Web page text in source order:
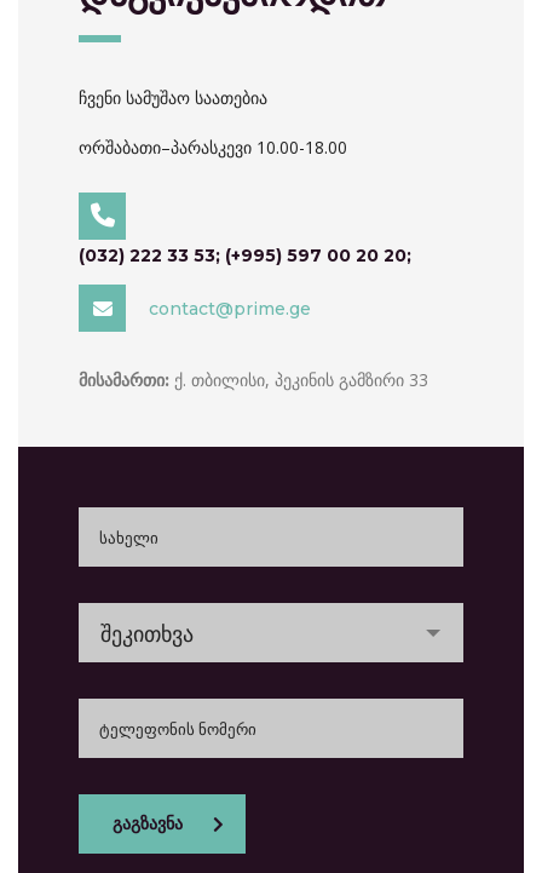
ჩვენი სამუშაო საათებია
ორშაბათი–პარასკევი 10.00-18.00
(032) 222 33 53; (+995) 597 00 20 20;
contact@prime.ge
მისამართი: ქ. თბილისი, პეკინის გამზირი 33
შეკითხვა
გაგზავნა